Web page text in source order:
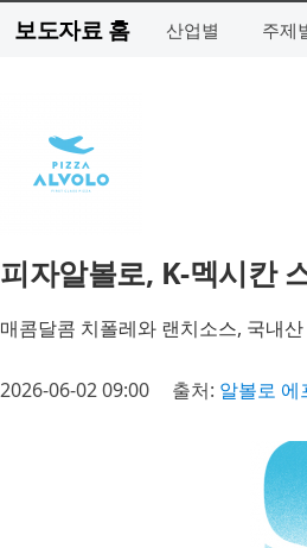
보도자료 홈 산업별 주제
피자알볼로, K-멕시칸
매콤달콤 치폴레와 랜치소스, 국내
2026-06-02 09:00 출처: 알볼로 에